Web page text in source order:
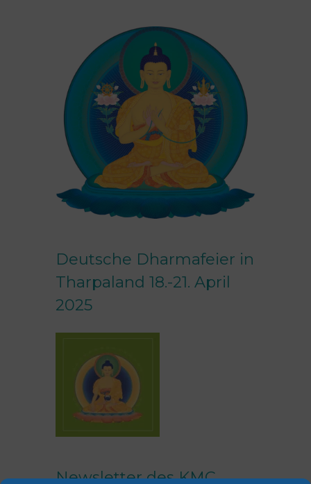
Deutsche Dharmafeier in
Tharpaland 18.-21. April
2025
Newsletter des KMC